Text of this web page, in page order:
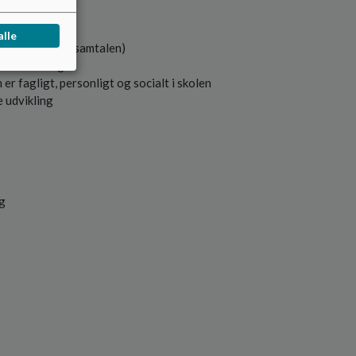
i elevsamtalen)
fagligt, personligt og socialt i skolen
udvikling